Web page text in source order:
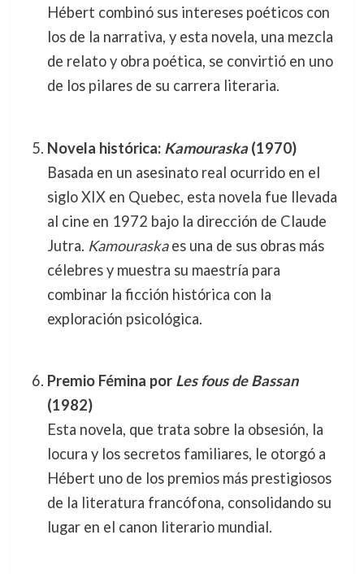
Hébert combinó sus intereses poéticos con
los de la narrativa, y esta novela, una mezcla
de relato y obra poética, se convirtió en uno
de los pilares de su carrera literaria.
Novela histórica: Kamouraska(1970)
Basada en un asesinato real ocurrido en el
siglo XIX en Quebec, esta novela fue llevada
al cine en 1972 bajo la dirección de Claude
Jutra. Kamouraskaes una de sus obras más
célebres y muestra su maestría para
combinar la ficción histórica con la
exploración psicológica.
Premio Fémina por Les fous de Bassan
(1982)
Esta novela, que trata sobre la obsesión, la
locura y los secretos familiares, le otorgó a
Hébert uno de los premios más prestigiosos
de la literatura francófona, consolidando su
lugar en el canon literario mundial.